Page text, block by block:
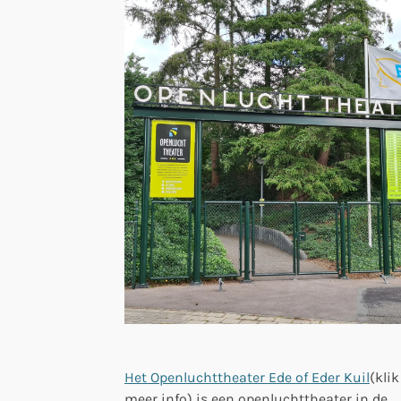
Het Openluchttheater Ede of Eder Kuil(klik